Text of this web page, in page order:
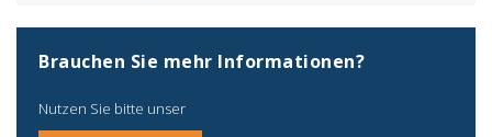
Brauchen Sie mehr Informationen?
Nutzen Sie bitte unser